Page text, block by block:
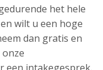
het hele
wilt u een hoge
dan gratis en